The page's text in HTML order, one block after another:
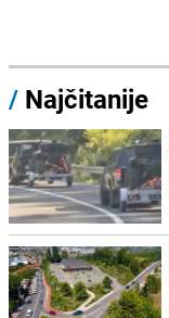
/ Najčitanije